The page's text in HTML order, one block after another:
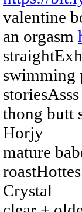
valentine
an orgasm
swimming
storiesAsss
thong butt
Horjy
mature
Crystal